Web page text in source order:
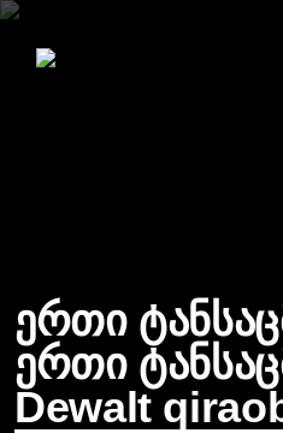
ერთი
ერთი
Dewalt